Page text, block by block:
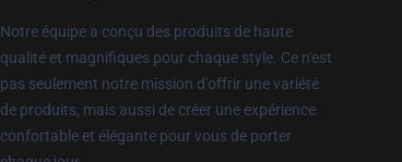
Notre équipe a conçu des produits de haute
qualité et magnifiques pour chaque style. Ce n'est
pas seulement notre mission d'offrir une variété
de produits, mais aussi de créer une expérience
confortable et élégante pour vous de porter